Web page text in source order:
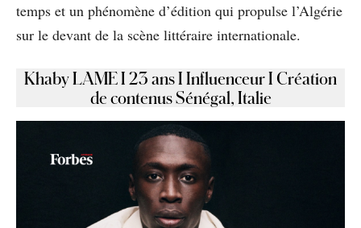
temps et un phénomène d’édition qui propulse l’Algérie
sur le devant de la scène littéraire internationale.
Khaby LAME I 23 ans I Influenceur I Création
de contenus Sénégal, Italie